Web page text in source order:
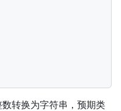
转换为字符串，预期类